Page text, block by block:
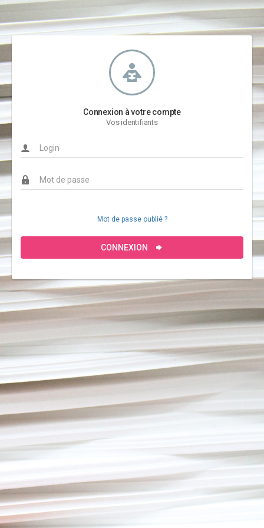
Connexion à votre compte
Vos identifiants
Mot de passe oublié ?
CONNEXION